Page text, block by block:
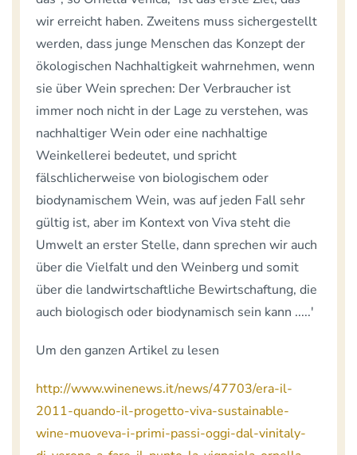
wir erreicht haben. Zweitens muss sichergestellt
werden, dass junge Menschen das Konzept der
ökologischen Nachhaltigkeit wahrnehmen, wenn
sie über Wein sprechen: Der Verbraucher ist
immer noch nicht in der Lage zu verstehen, was
nachhaltiger Wein oder eine nachhaltige
Weinkellerei bedeutet, und spricht
fälschlicherweise von biologischem oder
biodynamischem Wein, was auf jeden Fall sehr
gültig ist, aber im Kontext von Viva steht die
Umwelt an erster Stelle, dann sprechen wir auch
über die Vielfalt und den Weinberg und somit
über die landwirtschaftliche Bewirtschaftung, die
auch biologisch oder biodynamisch sein kann .....'
Um den ganzen Artikel zu lesen
http://www.winenews.it/news/47703/era-il-
2011-quando-il-progetto-viva-sustainable-
wine-muoveva-i-primi-passi-oggi-dal-vinitaly-